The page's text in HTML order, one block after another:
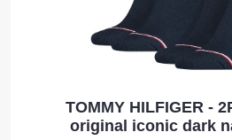
TOMMY HILFIGER -
original iconic dark